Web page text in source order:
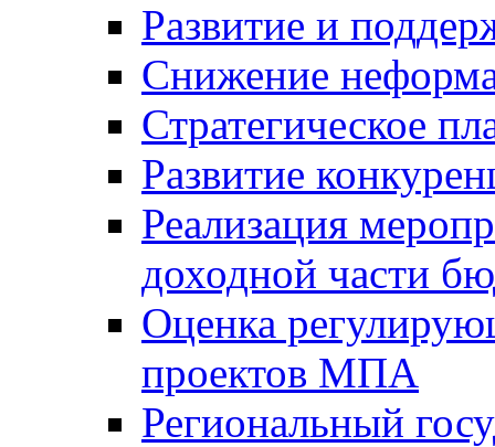
Развитие и
Снижение
Стратегическое
Развитие
Реализация
доходной части
Оценка
проектов МПА
Региональный